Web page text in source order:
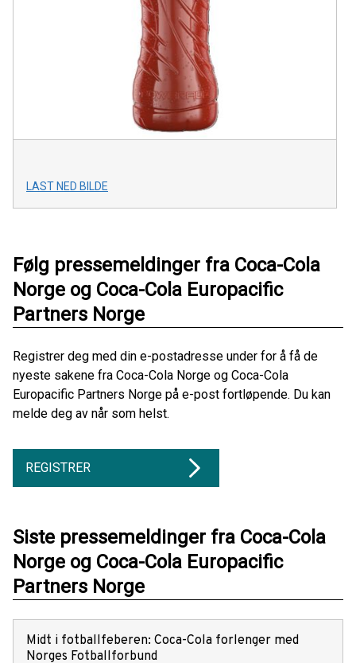
LAST NED BILDE
Følg pressemeldinger fra Coca-Cola
Norge og Coca-Cola Europacific
Partners Norge
Registrer deg med din e-postadresse under for å få de
nyeste sakene fra Coca-Cola Norge og Coca-Cola
Europacific Partners Norge på e-post fortløpende. Du kan
melde deg av når som helst.
REGISTRER
Siste pressemeldinger fra Coca-Cola
Norge og Coca-Cola Europacific
Partners Norge
Midt i fotballfeberen: Coca-Cola forlenger med
Norges Fotballforbund